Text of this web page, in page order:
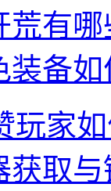
荒有
装备
玩家
获取